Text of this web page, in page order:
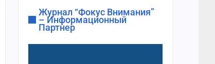
Журнал “Фокус Внимания”
– Информационный
Партнер